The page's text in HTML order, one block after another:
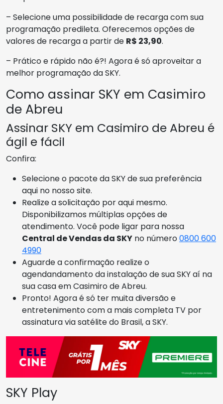
– Selecione uma possibilidade de recarga com sua
programação predileta. Oferecemos opções de
valores de recarga a partir de R$ 23,90.
– Prático e rápido não é?! Agora é só aproveitar a
melhor programação da SKY.
Como assinar SKY em Casimiro
de Abreu
Assinar SKY em Casimiro de Abreu é
ágil e fácil
Confira:
Selecione o pacote da SKY de sua preferência
aqui no nosso site.
Realize a solicitação por aqui mesmo.
Disponibilizamos múltiplas opções de
atendimento. Você pode ligar para nossa
Central de Vendas da SKY no número0800 600
4990
Aguarde a confirmação realize o
agendandamento da instalação de sua SKY aí na
sua casa em Casimiro de Abreu.
Pronto! Agora é só ter muita diversão e
entretenimento com a mais completa TV por
assinatura via satélite do Brasil, a SKY.
SKY Play